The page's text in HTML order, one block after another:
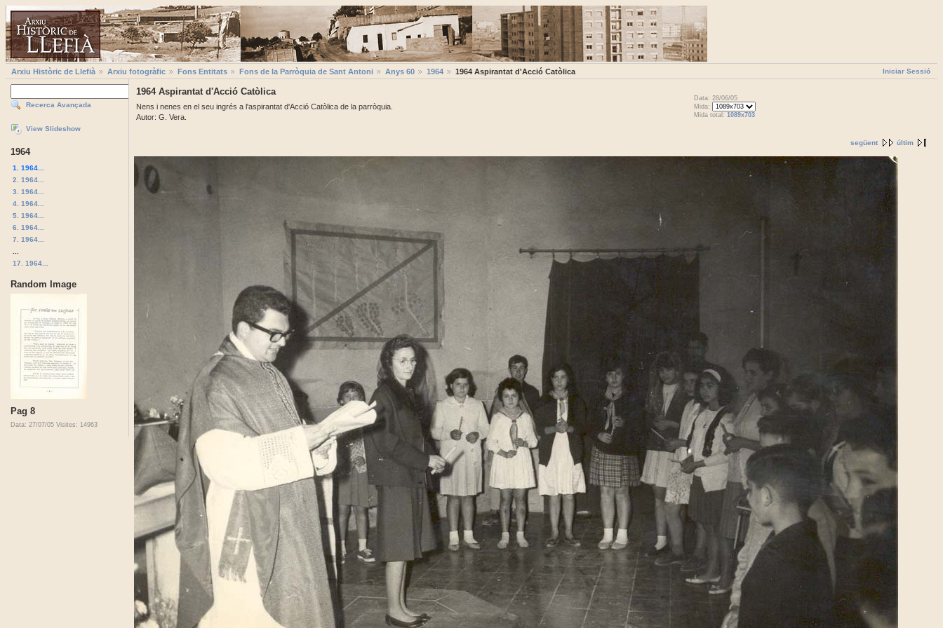
Iniciar Sessió
Arxiu Històric de Llefià Arxiu fotogràfic Fons Entitats Fons de la Parròquia de Sant Antoni Anys 60 1964 1964 Aspirantat d'Acció Catòlica
Recerca Avançada
View Slideshow
1964
1. 1964...
2. 1964...
3. 1964...
4. 1964...
5. 1964...
6. 1964...
7. 1964...
17. 1964...
Random Image
Pag 8
Data: 27/07/05 Visites: 14963
1964 Aspirantat d'Acció Catòlica
Nens i nenes en el seu ingrés a l'aspirantat d'Acció Catòlica de la parròquia.
Autor: G. Vera.
Data: 28/06/05
Mida:
Mida total: 1089x703
següent últim